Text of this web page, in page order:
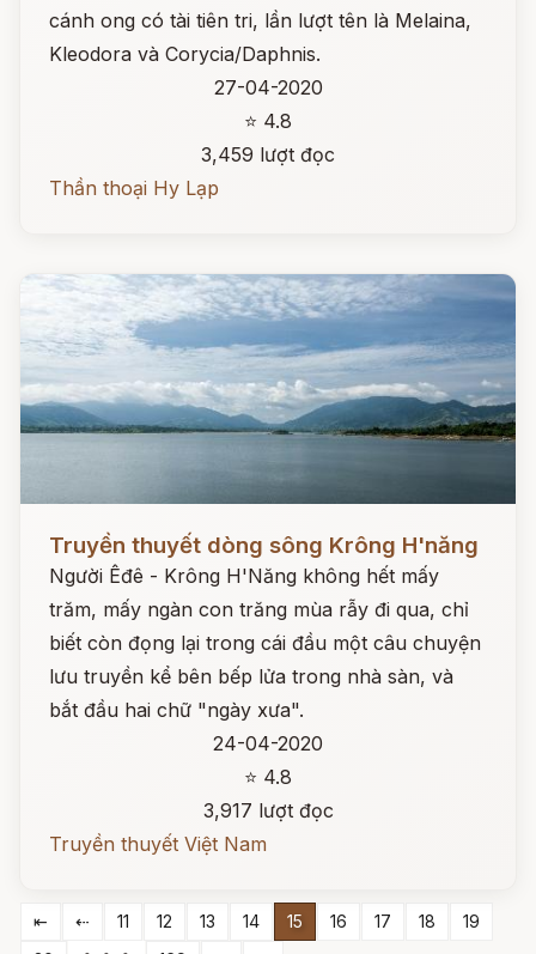
cánh ong có tài tiên tri, lần lượt tên là Melaina,
Kleodora và Corycia/Daphnis.
27-04-2020
⭐ 4.8
3,459 lượt đọc
Thần thoại Hy Lạp
Đọc ngay
Truyền thuyết dòng sông Krông H'năng
Người Êđê - Krông H'Năng không hết mấy
trăm, mấy ngàn con trăng mùa rẫy đi qua, chỉ
biết còn đọng lại trong cái đầu một câu chuyện
lưu truyền kể bên bếp lửa trong nhà sàn, và
bắt đầu hai chữ "ngày xưa".
24-04-2020
⭐ 4.8
3,917 lượt đọc
Truyền thuyết Việt Nam
⇤ ⇠ 11 12 13 14 15 16 17 18
19